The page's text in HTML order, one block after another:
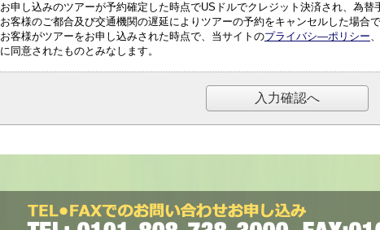
お申し込みのツアーが予約確定した時点でUSドルでクレジット決済され、為
お客様のご都合及び交通機関の遅延によりツアーの予約をキャンセルした場合
お客様がツアーをお申し込みされた時点で、当サイトのプライバシ―ポリシー、
に同意されたものとみなします。